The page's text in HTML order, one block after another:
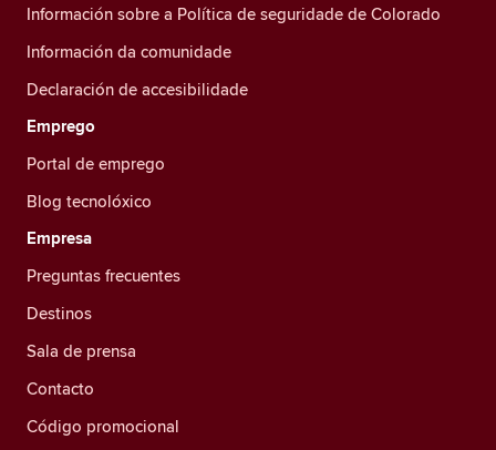
Información sobre a Política de seguridade de Colorado
Información da comunidade
Declaración de accesibilidade
Emprego
Portal de emprego
Blog tecnolóxico
Empresa
Preguntas frecuentes
Destinos
Sala de prensa
Contacto
Código promocional